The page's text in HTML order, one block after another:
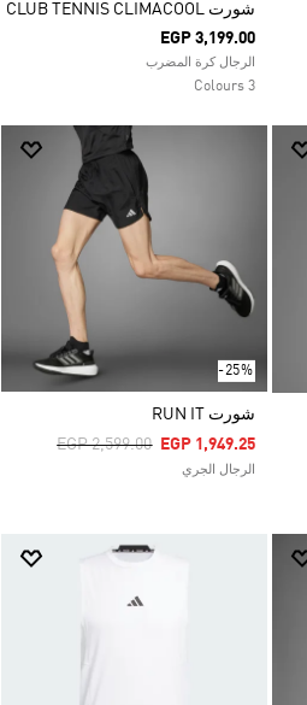
شورت CLUB TENNIS CLIMACOOL
EGP 3,199.00
الرجال كرة المضرب
3 Colours
-25%
شورت RUN IT
Price Reduced From
EGP 2,599.00ToEGP 1,949.25
الرجال الجري